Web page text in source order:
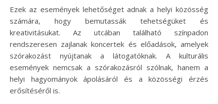
Ezek az események lehetőséget adnak a helyi közösség
számára, hogy bemutassák tehetségüket és
kreativitásukat. Az utcában található színpadon
rendszeresen zajlanak koncertek és előadások, amelyek
szórakozást nyújtanak a látogatóknak. A kulturális
események nemcsak a szórakozásról szólnak, hanem a
helyi hagyományok ápolásáról és a közösségi érzés
erősítéséről is.